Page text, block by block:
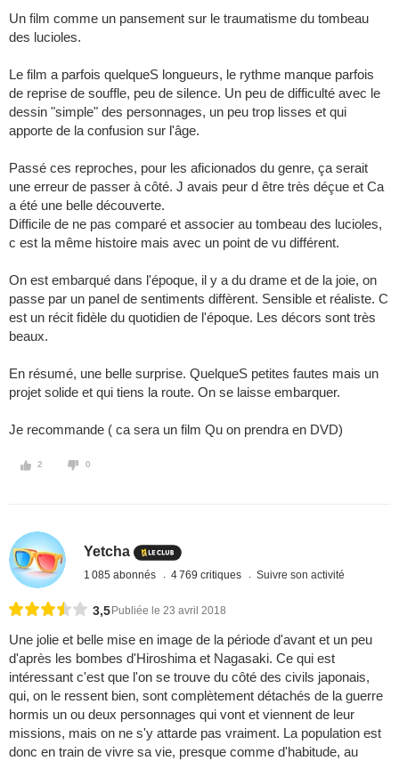
Un film comme un pansement sur le traumatisme du tombeau
des lucioles.
Le film a parfois quelqueS longueurs, le rythme manque parfois
de reprise de souffle, peu de silence. Un peu de difficulté avec le
dessin "simple" des personnages, un peu trop lisses et qui
apporte de la confusion sur l'âge.
Passé ces reproches, pour les aficionados du genre, ça serait
une erreur de passer à côté. J avais peur d être très déçue et Ca
a été une belle découverte.
Difficile de ne pas comparé et associer au tombeau des lucioles,
c est la même histoire mais avec un point de vu différent.
On est embarqué dans l'époque, il y a du drame et de la joie, on
passe par un panel de sentiments diffèrent. Sensible et réaliste. C
est un récit fidèle du quotidien de l'époque. Les décors sont très
beaux.
En résumé, une belle surprise. QuelqueS petites fautes mais un
projet solide et qui tiens la route. On se laisse embarquer.
Je recommande ( ca sera un film Qu on prendra en DVD)
2 0
Yetcha
1 085 abonnés 4 769 critiques Suivre son activité
3,5 Publiée le 23 avril 2018
Une jolie et belle mise en image de la période d'avant et un peu
d'après les bombes d'Hiroshima et Nagasaki. Ce qui est
intéressant c'est que l'on se trouve du côté des civils japonais,
qui, on le ressent bien, sont complètement détachés de la guerre
hormis un ou deux personnages qui vont et viennent de leur
missions, mais on ne s'y attarde pas vraiment. La population est
donc en train de vivre sa vie, presque comme d'habitude, au